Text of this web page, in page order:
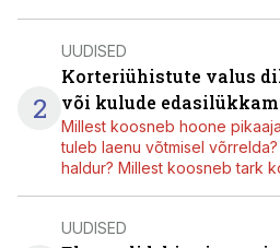
2
UUDISED
Korteriühistute valus
või kulude
Millest koosneb hoone
tuleb laenu võtmisel
haldur? Millest koosneb tark
UUDISED